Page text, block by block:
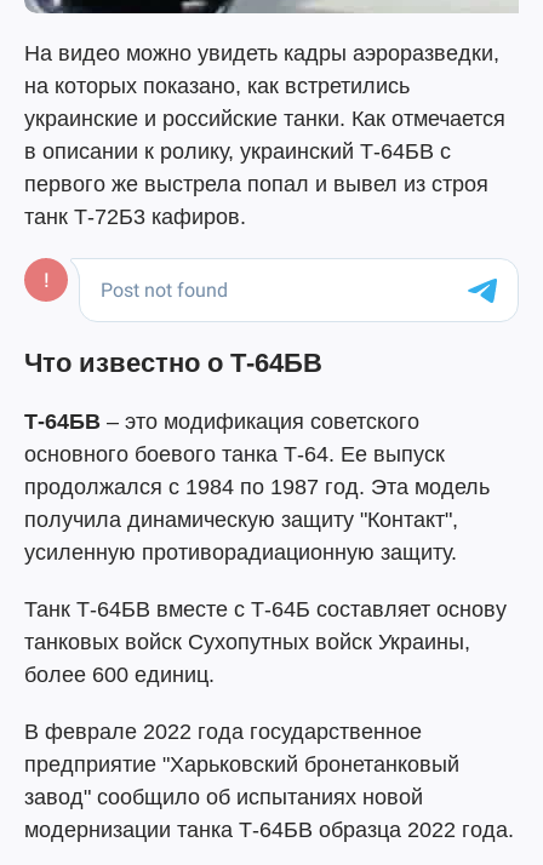
На видео можно увидеть кадры аэроразведки,
на которых показано, как встретились
украинские и российские танки. Как отмечается
в описании к ролику, украинский Т-64БВ с
первого же выстрела попал и вывел из строя
танк Т-72Б3 кафиров.
Что известно о Т-64БВ
Т-64БВ – это модификация советского
основного боевого танка Т-64. Ее выпуск
продолжался с 1984 по 1987 год. Эта модель
получила динамическую защиту "Контакт",
усиленную противорадиационную защиту.
Танк Т-64БВ вместе с Т-64Б составляет основу
танковых войск Сухопутных войск Украины,
более 600 единиц.
В феврале 2022 года государственное
предприятие "Харьковский бронетанковый
завод" сообщило об испытаниях новой
модернизации танка Т-64БВ образца 2022 года.